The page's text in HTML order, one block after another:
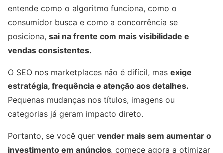
entende como o algoritmo funciona, como o
consumidor busca e como a concorrência se
posiciona, sai na frente com mais visibilidade e
vendas consistentes.
O SEO nos marketplaces não é difícil, mas exige
estratégia, frequência e atenção aos detalhes.
Pequenas mudanças nos títulos, imagens ou
categorias já geram impacto direto.
Portanto, se você quer vender mais sem aumentar o
investimento em anúncios, comece agora a otimizar